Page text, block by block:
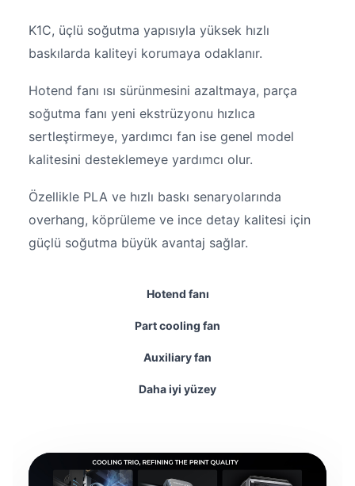
K1C, üçlü soğutma yapısıyla yüksek hızlı
baskılarda kaliteyi korumaya odaklanır.
Hotend fanı ısı sürünmesini azaltmaya, parça
soğutma fanı yeni ekstrüzyonu hızlıca
sertleştirmeye, yardımcı fan ise genel model
kalitesini desteklemeye yardımcı olur.
Özellikle PLA ve hızlı baskı senaryolarında
overhang, köprüleme ve ince detay kalitesi için
güçlü soğutma büyük avantaj sağlar.
Hotend fanı
Part cooling fan
Auxiliary fan
Daha iyi yüzey